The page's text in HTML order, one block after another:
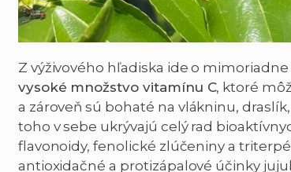
Z výživového hľadiska ide o
vysoké množstvo vitamínu C, ktoré
a zároveň sú bohaté na vlákninu,
toho v sebe ukrývajú celý rad
flavonoidy, fenolické zlúčeniny a
antioxidačné a protizápalové účinky